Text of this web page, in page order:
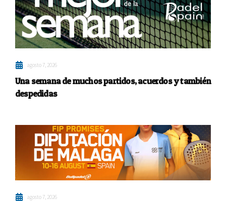
agosto 7, 2026
Una semana de muchos partidos, acuerdos y también
despedidas
agosto 7, 2026